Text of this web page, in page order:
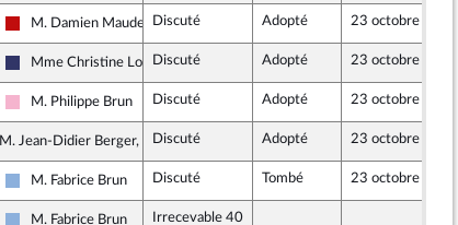
La France insoumise - Nouveau Front Populaire
M. Damien Maudet Discuté Adopté 23 octobre 2024
Rassemblement National
Mme Christine Loir Discuté Adopté 23 octobre 2024
Socialistes et apparentés
M. Philippe Brun Discuté Adopté 23 octobre 2024
M. Jean-Didier Berger, rapporteur
Discuté Adopté 23 octobre 2024
Droite Républicaine
M. Fabrice Brun Discuté Tombé 23 octobre 2024
M. Fabrice Brun Irrecevable 40